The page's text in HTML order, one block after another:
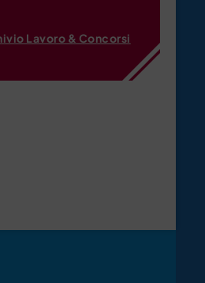
Lavoro & Concorsi